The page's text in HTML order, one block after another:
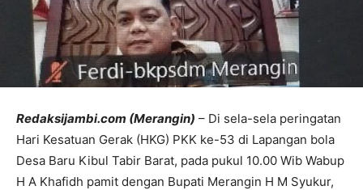
Redaksijambi.com (Merangin) – Di sela-sela peringatan
Hari Kesatuan Gerak (HKG) PKK ke-53 di Lapangan bola
Desa Baru Kibul Tabir Barat, pada pukul 10.00 Wib Wabup
H A Khafidh pamit dengan Bupati Merangin H M Syukur,